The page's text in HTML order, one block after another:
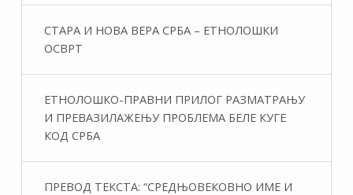
СТАРА И НОВА ВЕРА СРБА – ЕТНОЛОШКИ
ОСВРТ
ЕТНОЛОШКО-ПРАВНИ ПРИЛОГ РАЗМАТРАЊУ
И ПРЕВАЗИЛАЖЕЊУ ПРОБЛЕМА БЕЛЕ КУГЕ
КОД СРБА
ПРЕВОД ТЕКСТА: “СРЕДЊОВЕКОВНО ИМЕ И